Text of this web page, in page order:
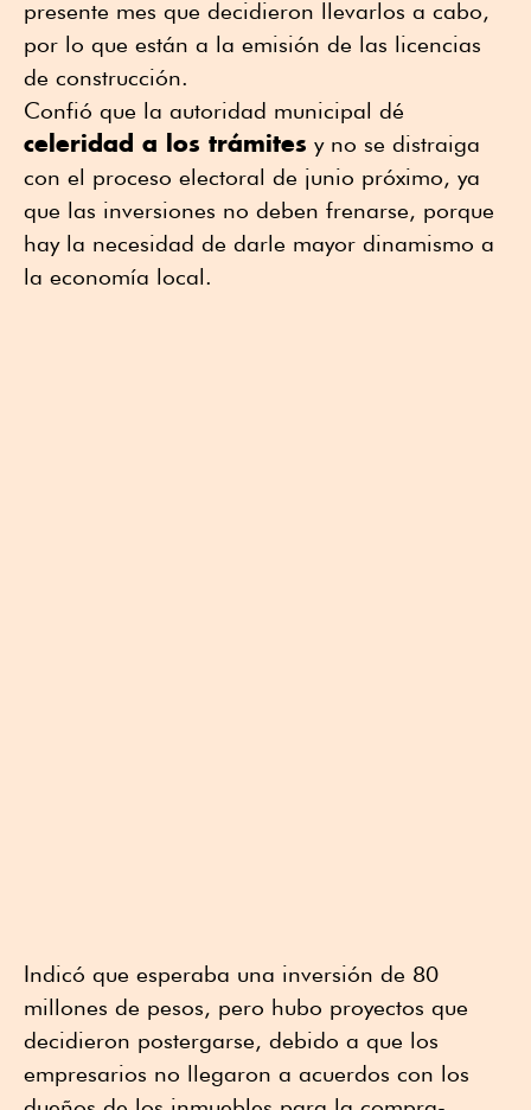
presente mes que decidieron llevarlos a cabo,
por lo que están a la emisión de las licencias
de construcción.
Confió que la autoridad municipal dé
celeridad a los trámites y no se distraiga
con el proceso electoral de junio próximo, ya
que las inversiones no deben frenarse, porque
hay la necesidad de darle mayor dinamismo a
la economía local.
Indicó que esperaba una inversión de 80
millones de pesos, pero hubo proyectos que
decidieron postergarse, debido a que los
empresarios no llegaron a acuerdos con los